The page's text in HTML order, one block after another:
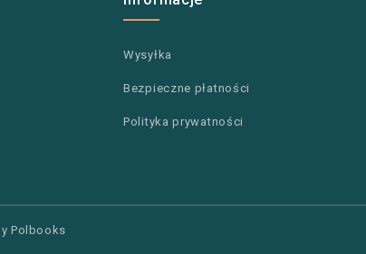
Wysyłka
Bezpieczne płatności
Polityka prywatności
Polbooks